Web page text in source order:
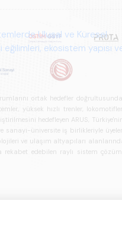
Ulusal ve Küresel
ekosistem yapısı
ortak hedefler
yüksek hızlı trenler,
hedefleyen ARUS,
üniversite iş birlikleriyle
ve ulaşım altyapıları
edebilen raylı sistem